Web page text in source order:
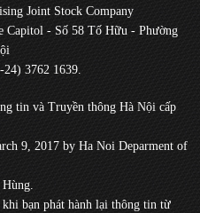
Joint Stock Company
Capitol - Số 58 Tố Hữu - Phường
3762 1639.
tin và Truyền thông Hà Nội cấp
9, 2017 by Ha Noi Deparment of
bạn phát hành lại thông tin từ